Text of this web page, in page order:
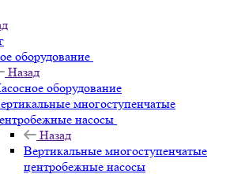
оборудование
Назад
оборудование
многоступенчатые
насосы
Назад
Вертикальные многоступенчатые
центробежные насосы